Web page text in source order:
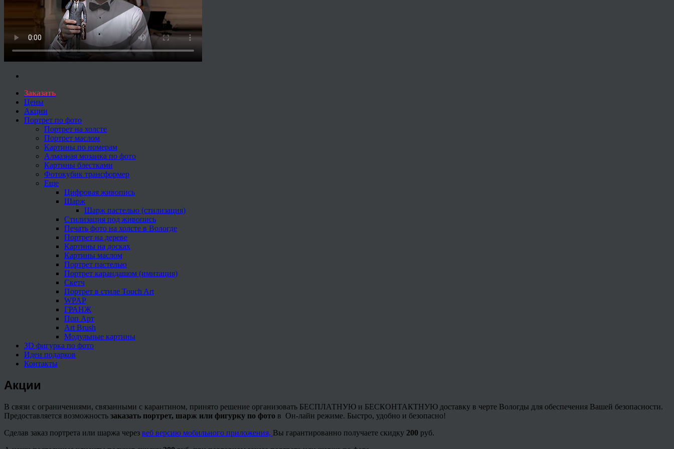
Заказать
Цены
Акции
Портрет по фото
Портрет на холсте
Портрет маслом
Картины по номерам
Алмазная мозаика по фото
Картины блестками
Фотокубик трансформер
Еще
Цифровая живопись
Шарж
Шарж пастелью (стилизация)
Стилизация под живопись
Печать фото на холсте в Вологде
Портрет на дереве
Картины на досках
Картины маслом
Портрет пастелью
Портрет карандашом (имитация)
Скетч
Портрет в стиле Touch Art
WPAP
ГРАНЖ
Поп Арт
Art Brush
Модульные картины
3D фигурка по фото
Идеи подарков
Контакты
Акции
В связи с ограничениями, связанными с карантином, принято решение организовать БЕСПЛАТНУЮ и БЕСКОНТАКТНУЮ доставку в черте Вологды для обеспечения Вашей безопасности.
Предоставляется возможность заказать портрет, шарж или фигурку по фото в Он-лайн режиме. Быстро, удобно и безопасно!
Сделав заказ портрета или шаржа через веб версию мобильного приложения, Вы гарантированно получаете скидку 200 руб.